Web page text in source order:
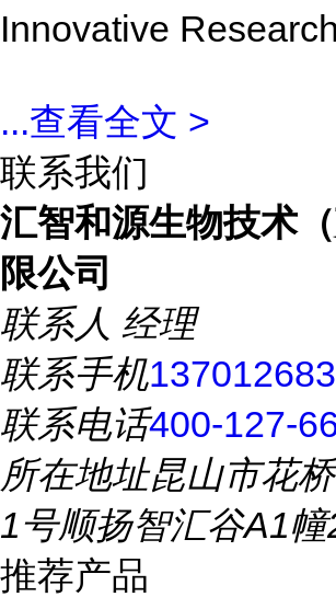
Innovative
...查看全文 >
联系我们
汇智和源生物技术
限公司
联系人 经理
联系手机
联系电话400-127-
所在地址昆山市花
1号顺扬智汇谷A1
推荐产品